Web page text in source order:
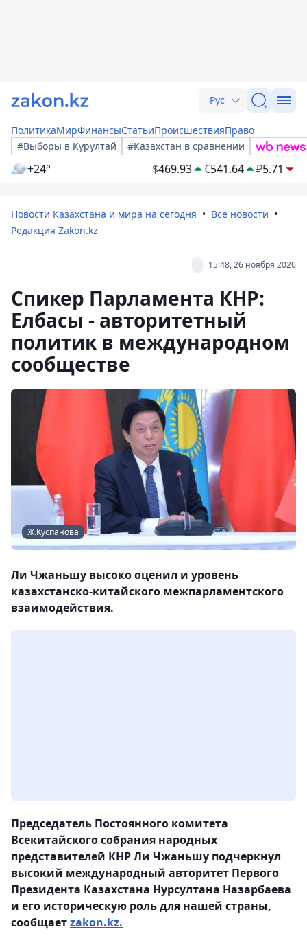
Рус
ПолитикаМирФинансыСтатьиПроисшествияПраво
#Выборы в Курултай
#Казахстан в сравнении
+24° $469.93 €541.64 ₽5.71
Новости Казахстана и мира на сегодня
Все новости
Редакция Zakon.kz
15:48, 26 ноября 2020
Спикер Парламента КНР:
Елбасы - авторитетный
политик в международном
сообществе
Ж.Куспанова
Ли Чжаньшу высоко оценил и уровень
казахстанско-китайского межпарламентского
взаимодействия.
Председатель Постоянного комитета
Всекитайского собрания народных
представителей КНР Ли Чжаньшу подчеркнул
высокий международный авторитет Первого
Президента Казахстана Нурсултана Назарбаева
и его историческую роль для нашей страны,
сообщаетzakon.kz.